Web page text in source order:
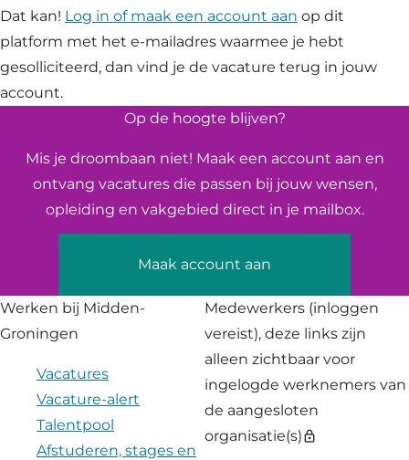
Dat kan! Log in of maak een account aan op dit
platform met het e-mailadres waarmee je hebt
gesolliciteerd, dan vind je de vacature terug in jouw
account.
Op de hoogte blijven?
Mis je droombaan niet! Maak een account aan en
ontvang vacatures die passen bij jouw wensen,
opleiding en vakgebied direct in je mailbox.
Maak account aan
Werken bij Midden-
Groningen
Vacatures
Vacature-alert
Talentpool
Afstuderen, stages en
Medewerkers (inloggen
vereist), deze links zijn
alleen zichtbaar voor
ingelogde werknemers van
de aangesloten
organisatie(s)lock